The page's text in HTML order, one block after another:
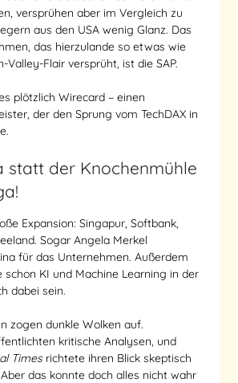
versprühen aber im Vergleich zu
aus den USA wenig Glanz. Das
das hierzulande so etwas wie
Valley-Flair versprüht, ist die SAP.
plötzlich Wirecard – einen
der den Sprung vom TechDAX in
statt der Knochenmühle
Expansion: Singapur, Softbank,
Sogar Angela Merkel
für das Unternehmen. Außerdem
schon KI und Machine Learning in der
dabei sein.
zogen dunkle Wolken auf.
kritische Analysen, und
Timesrichtete ihren Blick skeptisch
das konnte doch alles nicht wahr